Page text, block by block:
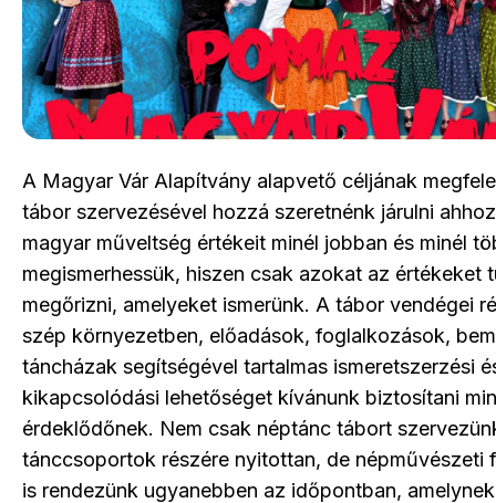
A Magyar Vár Alapítvány alapvető céljának
tábor szervezésével hozzá szeretnénk járulni
magyar műveltség értékeit minél jobban és minél
megismerhessük, hiszen csak azokat az értékeket
megőrizni, amelyeket ismerünk. A tábor vendégei
szép környezetben, előadások, foglalkozások,
táncházak segítségével tartalmas ismeretszerzési
kikapcsolódási lehetőséget kívánunk biztosítani
érdeklődőnek. Nem csak néptánc tábort
tánccsoportok részére nyitottan, de népművészeti
is rendezünk ugyanebben az időpontban,